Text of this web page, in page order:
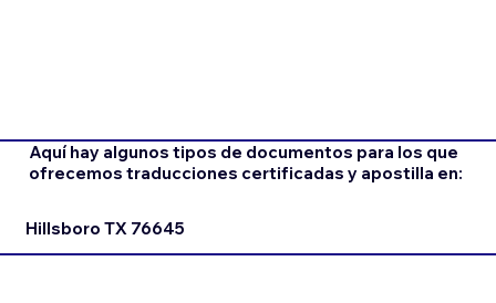
Aquí hay algunos tipos de documentos para los que
ofrecemos traducciones certificadas y apostilla en:
Hillsboro TX 76645